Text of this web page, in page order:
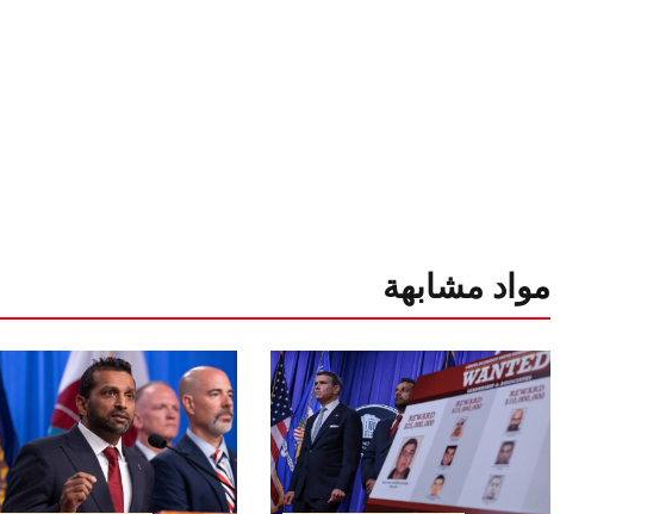
مواد مشابهة